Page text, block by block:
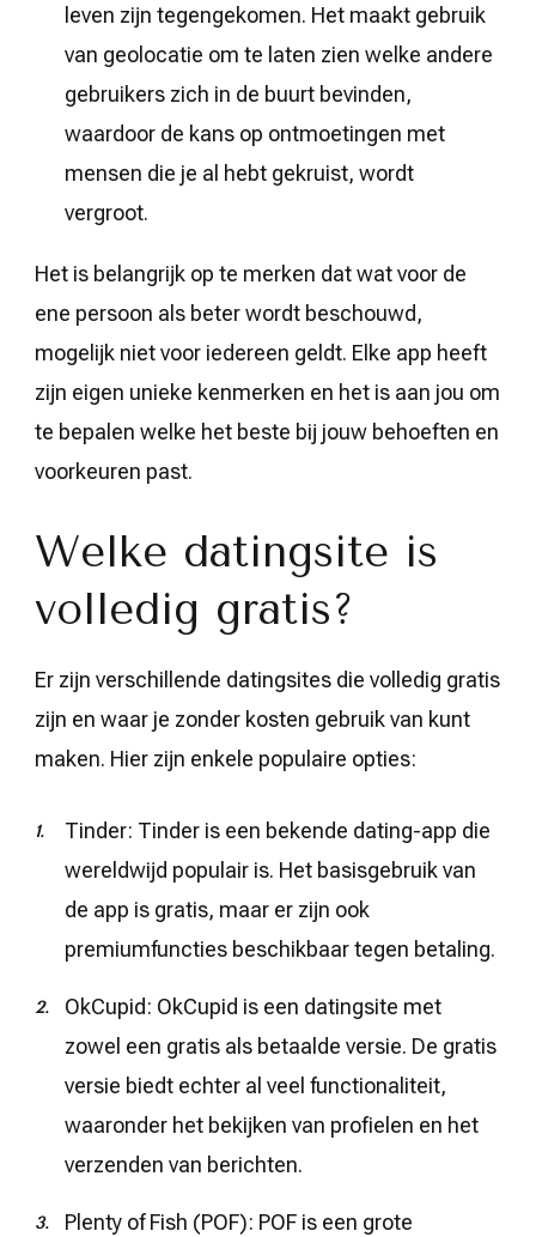
leven zijn tegengekomen. Het maakt gebruik
van geolocatie om te laten zien welke andere
gebruikers zich in de buurt bevinden,
waardoor de kans op ontmoetingen met
mensen die je al hebt gekruist, wordt
vergroot.
Het is belangrijk op te merken dat wat voor de
ene persoon als beter wordt beschouwd,
mogelijk niet voor iedereen geldt. Elke app heeft
zijn eigen unieke kenmerken en het is aan jou om
te bepalen welke het beste bij jouw behoeften en
voorkeuren past.
Welke datingsite is
volledig gratis?
Er zijn verschillende datingsites die volledig gratis
zijn en waar je zonder kosten gebruik van kunt
maken. Hier zijn enkele populaire opties:
Tinder: Tinder is een bekende dating-app die
wereldwijd populair is. Het basisgebruik van
de app is gratis, maar er zijn ook
premiumfuncties beschikbaar tegen betaling.
OkCupid: OkCupid is een datingsite met
zowel een gratis als betaalde versie. De gratis
versie biedt echter al veel functionaliteit,
waaronder het bekijken van profielen en het
verzenden van berichten.
Plenty of Fish (POF): POF is een grote